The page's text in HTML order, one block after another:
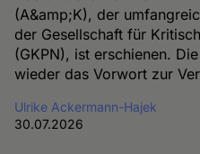
(A&amp;K), der
der Gesellschaft für
(GKPN), ist erschienen.
wieder das Vorwort zur
Ulrike Ackermann-Hajek
30.07.2026